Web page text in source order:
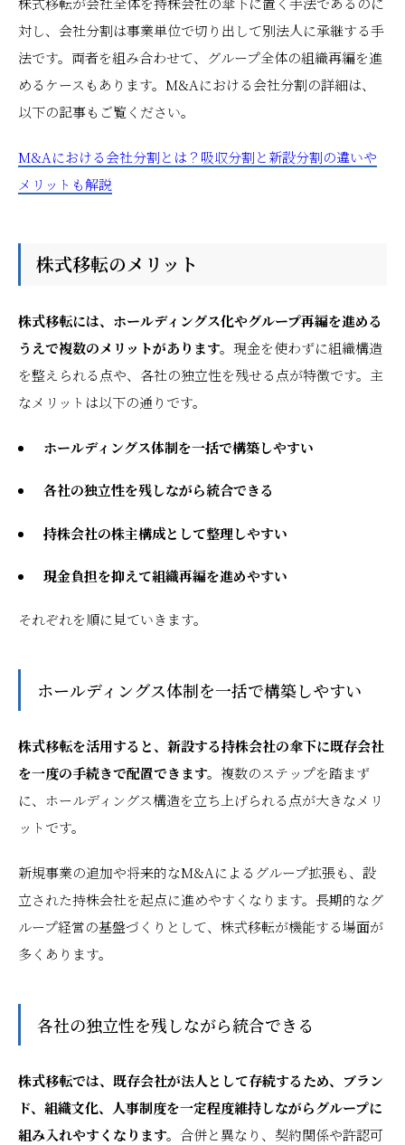
対し、会社分割は事業単位で切り出して別法人に承継する手
法です。両者を組み合わせて、グループ全体の組織再編を進
めるケースもあります。M&Aにおける会社分割の詳細は、
以下の記事もご覧ください。
M&Aにおける会社分割とは？吸収分割と新設分割の違いや
メリットも解説
株式移転のメリット
株式移転には、ホールディングス化やグループ再編を進める
うえで複数のメリットがあります。 現金を使わずに組織構造
を整えられる点や、各社の独立性を残せる点が特徴です。主
なメリットは以下の通りです。
ホールディングス体制を一括で構築しやすい
各社の独立性を残しながら統合できる
持株会社の株主構成として整理しやすい
現金負担を抑えて組織再編を進めやすい
それぞれを順に見ていきます。
ホールディングス体制を一括で構築しやすい
株式移転を活用すると、新設する持株会社の傘下に既存会社
を一度の手続きで配置できます。 複数のステップを踏まず
に、ホールディングス構造を立ち上げられる点が大きなメリ
ットです。
新規事業の追加や将来的なM&Aによるグループ拡張も、設
立された持株会社を起点に進めやすくなります。長期的なグ
ループ経営の基盤づくりとして、株式移転が機能する場面が
多くあります。
各社の独立性を残しながら統合できる
株式移転では、既存会社が法人として存続するため、ブラン
ド、組織文化、人事制度を一定程度維持しながらグループに
組み入れやすくなります。 合併と異なり、契約関係や許認可